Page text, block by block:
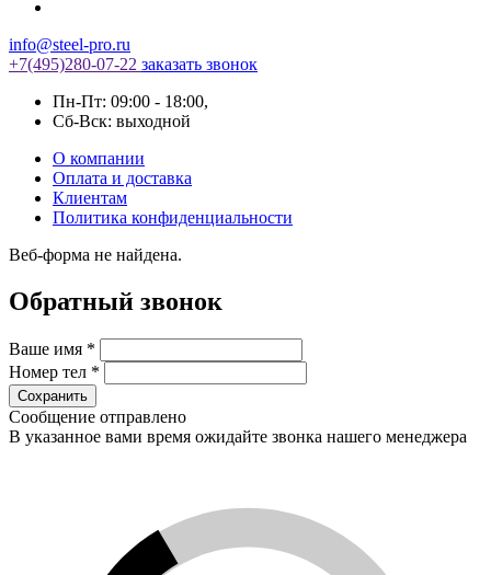
info@steel-pro.ru
+7(495)280-07-22 заказать звонок
Пн-Пт: 09:00 - 18:00,
Cб-Вск: выходной
О компании
Оплата и доставка
Клиентам
Политика конфиденциальности
Веб-форма не найдена.
Обратный звонок
Ваше имя *
Номер тел *
Сообщение отправлено
В указанное вами время ожидайте звонка нашего менеджера